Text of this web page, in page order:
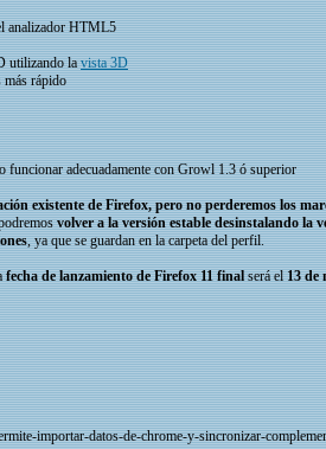
analizador HTML5
utilizando lavista 3D
más rápido
adecuadamente con Growl 1.3 ó superior
existente de Firefox, pero no perderemos los
volver a la versión estable desinstalando la
, ya que se guardan en la carpeta del perfil.
fecha de lanzamiento de Firefox 11 finalserá el13 de
importar-datos-de-chrome-y-sincronizar-